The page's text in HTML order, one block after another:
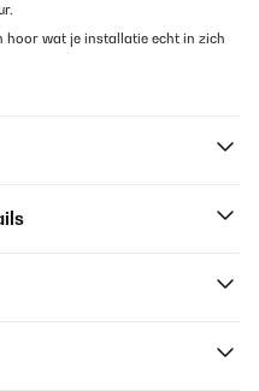
hoor wat je installatie echt in zich